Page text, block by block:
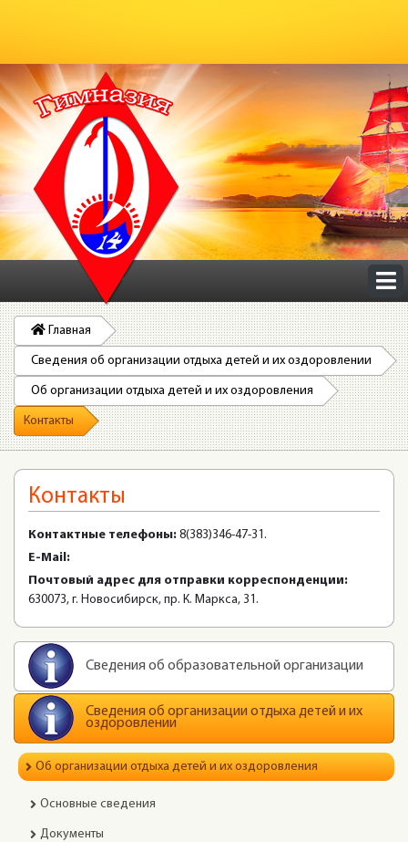
Главная
Сведения об организации отдыха детей и их оздоровлении
Об организации отдыха детей и их оздоровления
Контакты
Контакты
Контактные телефоны: 8(383)346-47-31.
E-Mail:
Почтовый адрес для отправки корреспонденции:
630073, г. Новосибирск, пр. К. Маркса, 31.
Сведения об образовательной организации
Сведения об организации отдыха детей и их
оздоровлении
Об организации отдыха детей и их оздоровления
Основные сведения
Документы